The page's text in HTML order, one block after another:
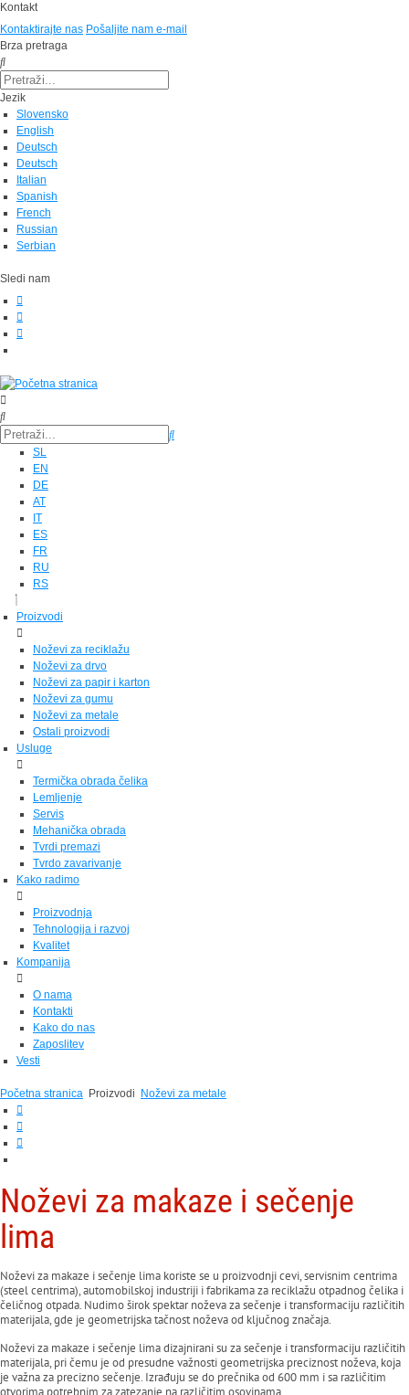
Kontakt
Kontaktirajte nas Pošaljite nam e-mail
Brza pretraga
Jezik
Slovensko
English
Deutsch
Deutsch
Italian
Spanish
French
Russian
Serbian
Sledi nam
SL
EN
DE
AT
IT
ES
FR
RU
RS
Proizvodi
Noževi za reciklažu
Noževi za drvo
Noževi za papir i karton
Noževi za gumu
Noževi za metale
Ostali proizvodi
Usluge
Termička obrada čelika
Lemljenje
Servis
Mehanička obrada
Tvrdi premazi
Tvrdo zavarivanje
Kako radimo
Proizvodnja
Tehnologija i razvoj
Kvalitet
Kompanija
O nama
Kontakti
Kako do nas
Zaposlitev
Vesti
Početna stranica Proizvodi Noževi za metale
Noževi za makaze i sečenje
lima
Noževi za makaze i sečenje lima koriste se u proizvodnji cevi, servisnim centrima
(steel centrima), automobilskoj industriji i fabrikama za reciklažu otpadnog čelika i
čeličnog otpada. Nudimo širok spektar noževa za sečenje i transformaciju različitih
materijala, gde je geometrijska tačnost noževa od ključnog značaja.
Noževi za makaze i sečenje lima dizajnirani su za sečenje i transformaciju različitih
materijala, pri čemu je od presudne važnosti geometrijska preciznost noževa, koja
je važna za precizno sečenje. Izrađuju se do prečnika od 600 mm i sa različitim
otvorima potrebnim za zatezanje na različitim osovinama.